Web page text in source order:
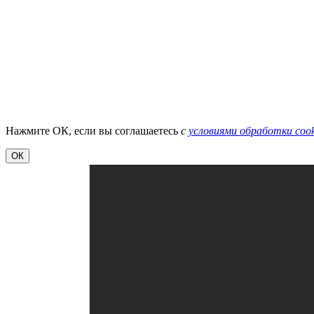
Нажмите ОК, если вы соглашаетесь с условиями обработки
ОК